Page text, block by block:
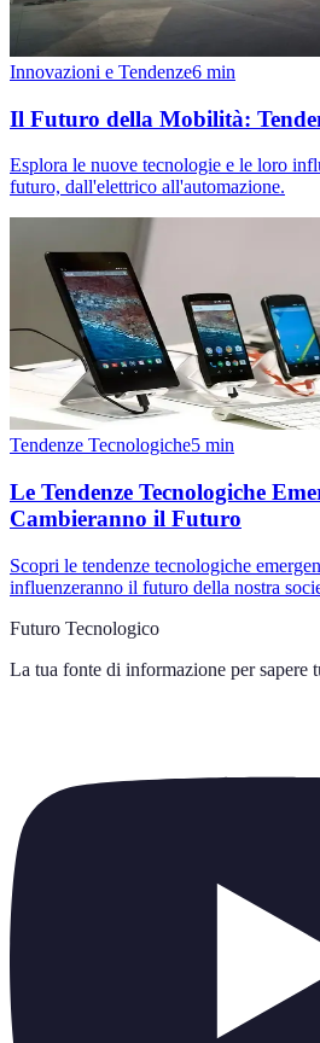
Innovazioni e Tendenze6 min
Il Futuro della Mobilità:
Esplora le nuove tecnologie e le loro
futuro, dall'elettrico all'automazione.
Tendenze Tecnologiche5 min
Le Tendenze Tecnologiche
Cambieranno il Futuro
Scopri le tendenze tecnologiche
influenzeranno il futuro della nostra
Futuro Tecnologico
La tua fonte di informazione per sapere